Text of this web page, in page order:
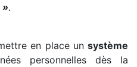
».
en place un système
personnelles dès la